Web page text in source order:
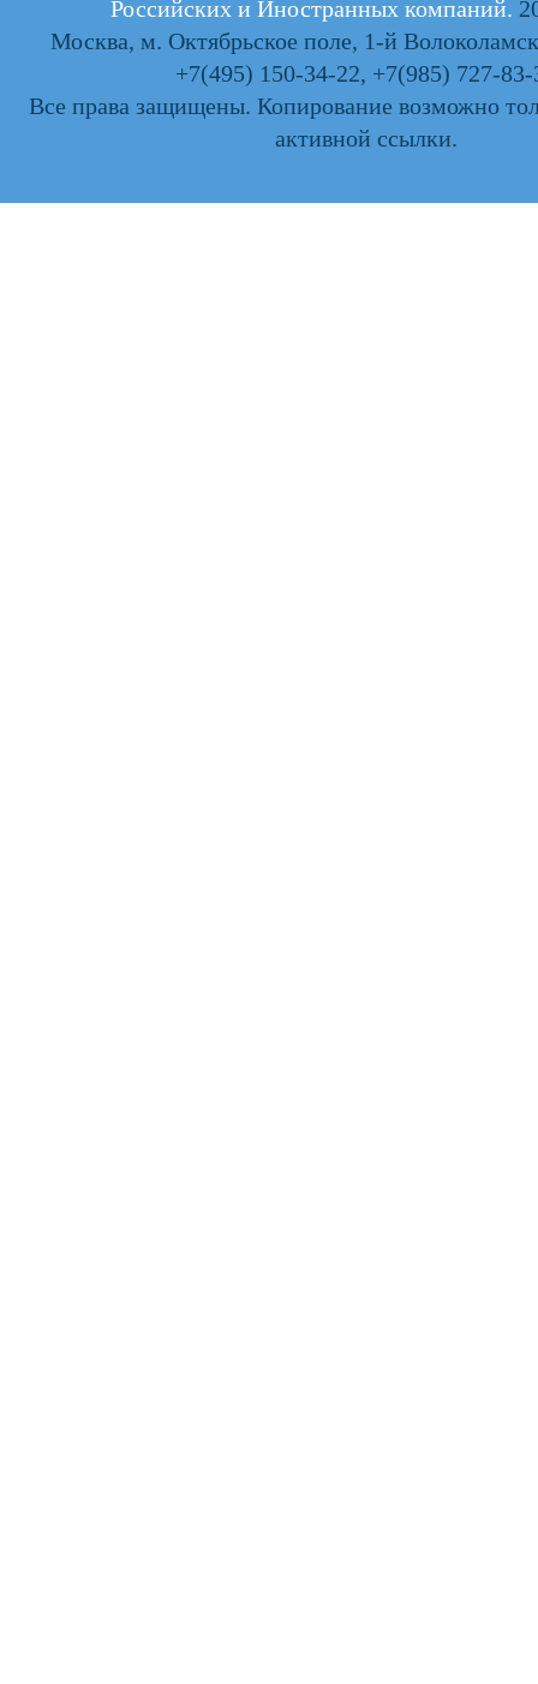
Российских и Иностранных компаний.
Москва, м. Октябрьское поле, 1-й
+7(495) 150-34-22, +7(985) 727-83-
Все права защищены. Копирование возможно
активной ссылки.